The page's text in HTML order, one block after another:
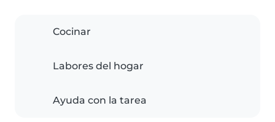
Cocinar
Labores del hogar
Ayuda con la tarea